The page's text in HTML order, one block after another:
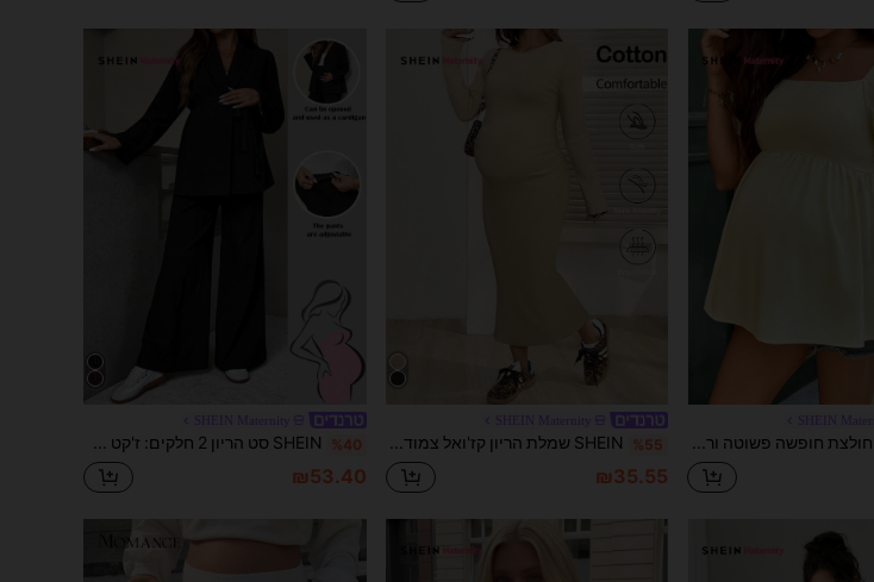
SHEIN חולצת חופשה פשוטה ורב-תכליתית להריון עם קפלים %55 SHEIN שמלת הריון קז'ואל צמודה עם צווארון עגול בצבע אחיד עם שרוולים ארוכים ורוכסן
₪35.55
%40 SHEIN סט הריון 2 חלקים: ז'קט עם צווארון צעיף בצבע אחיד ושרוולים ארוכים ומכנסיים מותן מתכווננים, חליפה קז'ואל
₪53.40